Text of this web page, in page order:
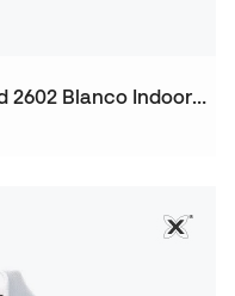
Top Flex Rebound 2602 Blanco Indoor Zaalvoetbalschoenen